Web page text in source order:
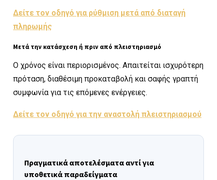
Δείτε τον οδηγό για ρύθμιση μετά από διαταγή
πληρωμής
Μετά την κατάσχεση ή πριν από πλειστηριασμό
Ο χρόνος είναι περιορισμένος. Απαιτείται ισχυρότερη
πρόταση, διαθέσιμη προκαταβολή και σαφής γραπτή
συμφωνία για τις επόμενες ενέργειες.
Δείτε τον οδηγό για την αναστολή πλειστηριασμού
Πραγματικά αποτελέσματα αντί για
υποθετικά παραδείγματα